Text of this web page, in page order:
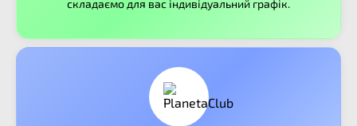
складаємо для вас індивідуальний графік.